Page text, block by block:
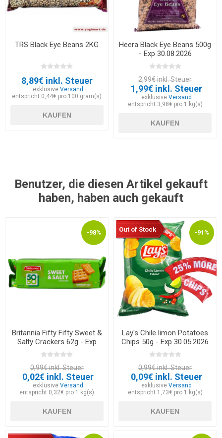
TRS Black Eye Beans 2KG
8,89€ inkl. Steuer
exklusiveVersand
entspricht 0,44€ pro 100 gram(s)
KAUFEN
Heera Black Eye Beans 500g
- Exp 30.08.2026
2,99€ inkl. Steuer
1,99€ inkl. Steuer
exklusive Versand
entspricht 3,98€ pro 1 kg(s)
KAUFEN
Benutzer, die diesen Artikel gekauft
haben, haben auch gekauft
-98%
Britannia Fifty Fifty Sweet &
Salty Crackers 62g - Exp
12.03.2026
0,99€ inkl. Steuer
0,02€ inkl. Steuer
exklusiveVersand
entspricht 0,32€ pro 1 kg(s)
KAUFEN
-91%
Out of Stock
Lay's Chile limon Potatoes
Chips 50g - Exp 30.05.2026
0,99€ inkl. Steuer
0,09€ inkl. Steuer
exklusive Versand
entspricht 1,73€ pro 1 kg(s)
KAUFEN